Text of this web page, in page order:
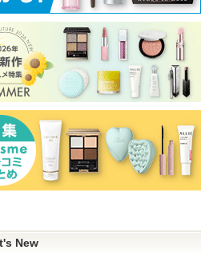
New